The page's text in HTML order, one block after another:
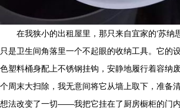
在我狭小的出租屋里，那只来自宜家的‘苏纳
只是卫生间角落里一个不起眼的收纳工具。它的
色塑料桶身配上不锈钢挂钩，安静地履行着容纳
个周末大扫除，我无意间将它从墙上取下，准备
想法改变了一切——我把它挂在了厨房橱柜的门内